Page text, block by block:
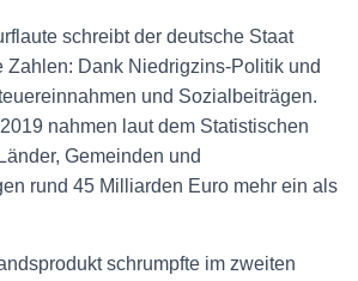
schreibt der deutsche Staat
Zahlen: Dank Niedrigzins-Politik und
und Sozialbeiträgen.
nahmen laut dem Statistischen
Gemeinden und
rund 45 Milliarden Euro mehr ein als
schrumpfte im zweiten